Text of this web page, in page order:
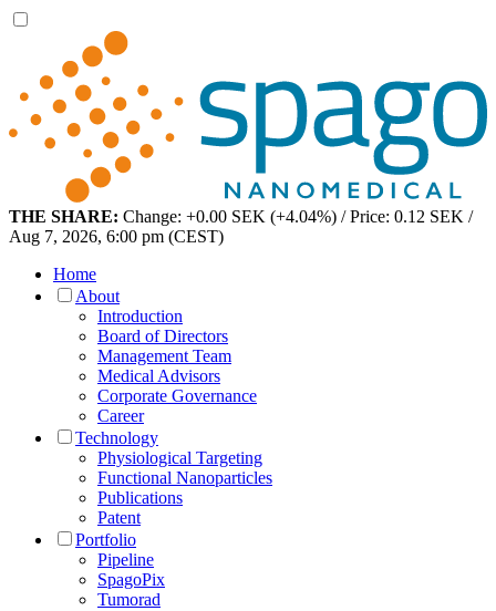
THE SHARE: Change: +0.00 SEK (+4.04%) / Price: 0.12 SEK /
Aug 7, 2026, 6:00 pm (CEST)
Home
About
Introduction
Board of Directors
Management Team
Medical Advisors
Corporate Governance
Career
Technology
Physiological Targeting
Functional Nanoparticles
Publications
Patent
Portfolio
Pipeline
SpagoPix
Tumorad